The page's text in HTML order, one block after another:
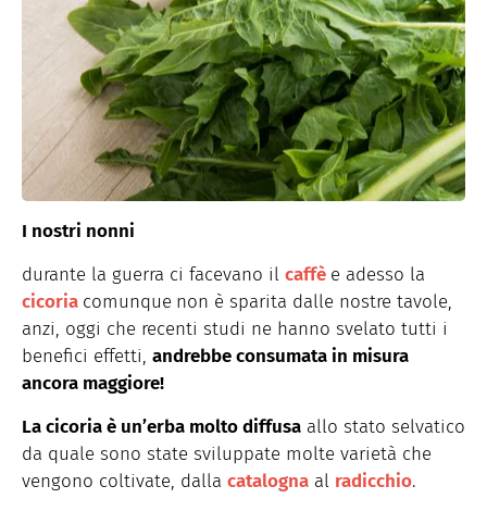
I nostri nonni
durante la guerra ci facevano il caffè e adesso la
cicoria comunque non è sparita dalle nostre tavole,
anzi, oggi che recenti studi ne hanno svelato tutti i
benefici effetti, andrebbe consumata in misura
ancora maggiore!
La cicoria è un’erba molto diffusa allo stato selvatico
da quale sono state sviluppate molte varietà che
vengono coltivate, dalla catalogna al radicchio.